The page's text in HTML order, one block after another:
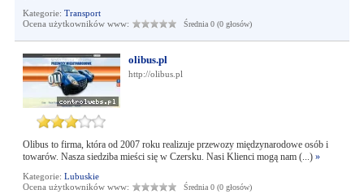
Kategorie: Transport
Ocena użytkowników www:
Średnia 0 (0 głosów)
olibus.pl
http://olibus.pl
Olibus to firma, która od 2007 roku realizuje przewozy międzynarodowe osób i
towarów. Nasza siedziba mieści się w Czersku. Nasi Klienci mogą nam (...) »
Kategorie: Lubuskie
Ocena użytkowników www:
Średnia 0 (0 głosów)